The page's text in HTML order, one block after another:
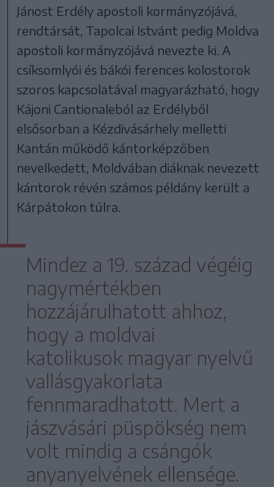
Jánost Erdély apostoli kormányzójává,
rendtársát, Tapolcai Istvánt pedig Moldva
apostoli kormányzójává nevezte ki. A
csíksomlyói és bákói ferences kolostorok
szoros kapcsolatával magyarázható, hogy
Kájoni Cantionaleból az Erdélyből
elsősorban a Kézdivásárhely melletti
Kantán működő kántorképzőben
nevelkedett, Moldvában diáknak nevezett
kántorok révén számos példány került a
Kárpátokon túlra.
Mindez a 19. század végéig
nagymértékben
hozzájárulhatott ahhoz,
hogy a moldvai
katolikusok magyar nyelvű
vallásgyakorlata
fennmaradhatott. Mert a
jászvásári püspökség nem
volt mindig a csángók
anyanyelvének ellensége.